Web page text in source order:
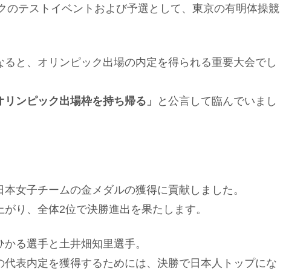
のテストイベントおよび予選として、東京の有明体操競
と、オリンピック出場の内定を得られる重要大会でし
ンピック出場枠を持ち帰る」
と公言して臨んでいまし
女子チームの金メダルの獲得に貢献しました。
り、全体2位で決勝進出を果たします。
る選手と土井畑知里選手。
表内定を獲得するためには、決勝で日本人トップにな